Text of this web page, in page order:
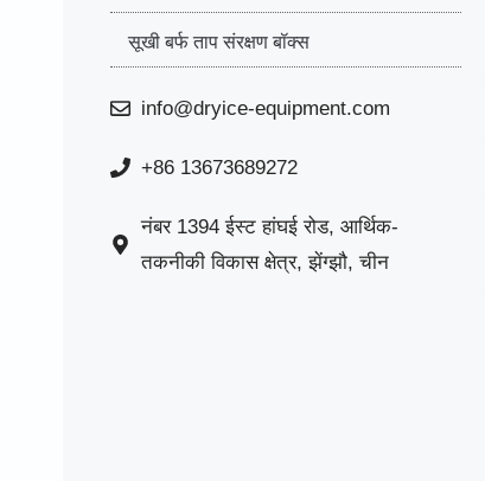
सूखी बर्फ ताप संरक्षण बॉक्स
info@dryice-equipment.com
+86 13673689272
नंबर 1394 ईस्ट हांघई रोड, आर्थिक-
तकनीकी विकास क्षेत्र, झेंग्झौ, चीन